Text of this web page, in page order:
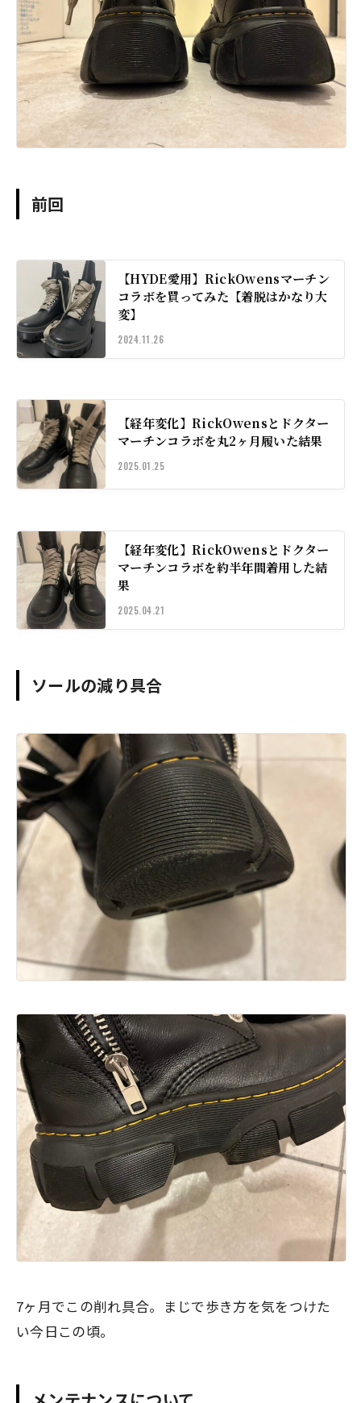
前回
【HYDE愛用】RickOwensマーチン
コラボを買ってみた【着脱はかなり大
変】
2024.11.26
【経年変化】RickOwensとドクター
マーチンコラボを丸2ヶ月履いた結果
2025.01.25
【経年変化】RickOwensとドクター
マーチンコラボを約半年間着用した結
果
2025.04.21
ソールの減り具合
7ヶ月でこの削れ具合。まじで歩き方を気をつけた
い今日この頃。